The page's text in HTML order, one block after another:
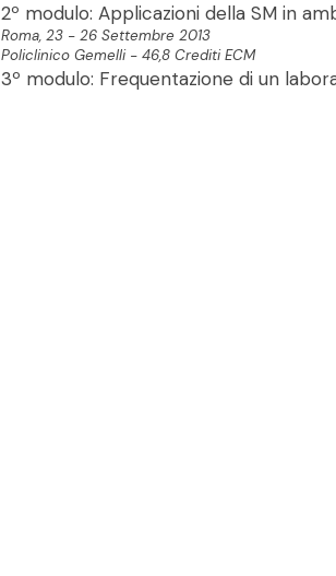
2º modulo: Applicazioni della SM in
Roma, 23 - 26 Settembre 2013
Policlinico Gemelli - 46,8 Crediti ECM
3º modulo: Frequentazione di un